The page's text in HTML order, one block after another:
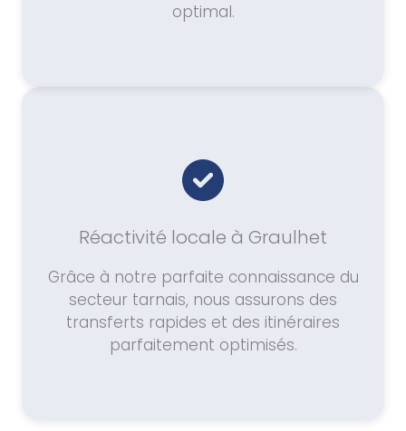
optimal.
Réactivité locale à Graulhet
Grâce à notre parfaite connaissance du
secteur tarnais, nous assurons des
transferts rapides et des itinéraires
parfaitement optimisés.